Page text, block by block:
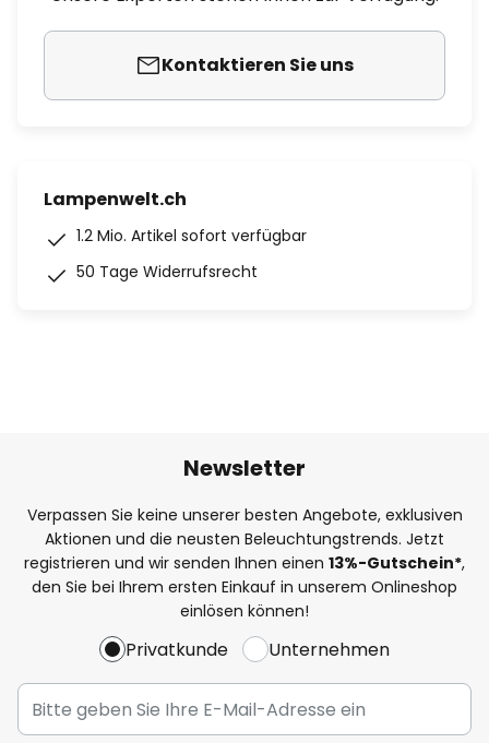
Kontaktieren Sie uns
Lampenwelt.ch
1.2 Mio. Artikel sofort verfügbar
50 Tage Widerrufsrecht
Newsletter
Verpassen Sie keine unserer besten Angebote, exklusiven
Aktionen und die neusten Beleuchtungstrends. Jetzt
registrieren und wir senden Ihnen einen 13%-Gutschein*,
den Sie bei Ihrem ersten Einkauf in unserem Onlineshop
einlösen können!
Privatkunde Unternehmen